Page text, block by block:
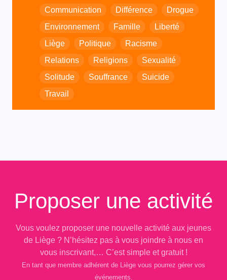
Communication Différence
Drogue
Environnement
Famille
Liberté
Liège
Politique
Racisme
Relations
Religions
Sexualité
Solitude
Souffrance
Suicide
Travail
Proposer une activité
Vous voulez proposer une nouvelle activité aux jeunes
de Liège ? N’hésitez pas à vous joindre à nous en
vous inscrivant,… C’est simple et gratuit !
En tant que membre adhérent de Liège vous pourrez gérer vos
événements.